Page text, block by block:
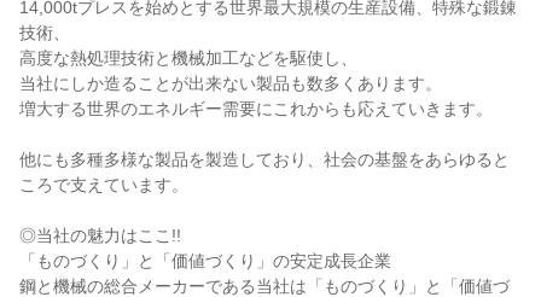
14,000tプレスを始めとする世界最大規模の生産設備、特殊な鍛錬
技術、
高度な熱処理技術と機械加工などを駆使し、
当社にしか造ることが出来ない製品も数多くあります。
増大する世界のエネルギー需要にこれからも応えていきます。
他にも多種多様な製品を製造しており、社会の基盤をあらゆると
ころで支えています。
◎当社の魅力はここ!!
「ものづくり」と「価値づくり」の安定成長企業
鋼と機械の総合メーカーである当社は「ものづくり」と「価値づ